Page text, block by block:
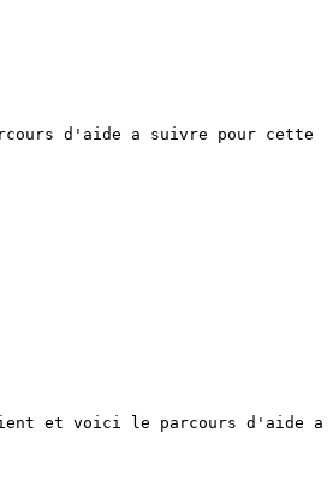
d'aide a suivre pour cette
et voici le parcours d'aide a